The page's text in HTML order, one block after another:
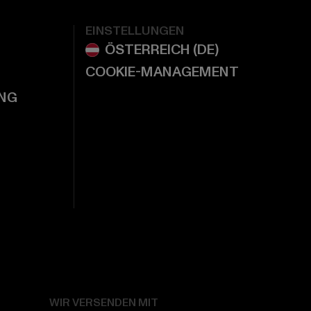
EINSTELLUNGEN
COOKIE-MANAGEMENT
WIR VERSENDEN MIT